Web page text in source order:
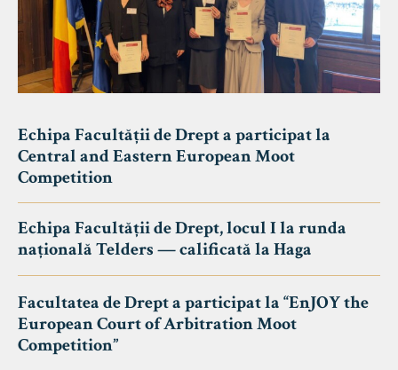
Echipa Facultății de Drept a participat la
Central and Eastern European Moot
Competition
Echipa Facultății de Drept, locul I la runda
națională Telders — calificată la Haga
Facultatea de Drept a participat la “EnJOY the
European Court of Arbitration Moot
Competition”